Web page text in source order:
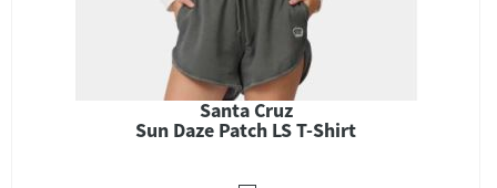
Santa Cruz
Sun Daze Patch LS T-Shirt